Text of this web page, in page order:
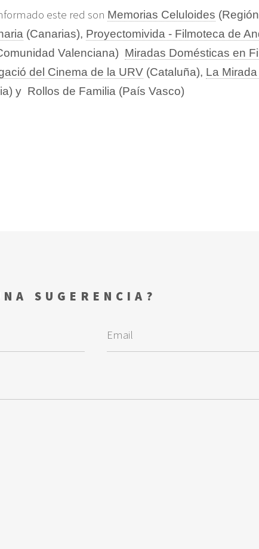
este red son Memorias Celuloides
(Canarias), Proyectomivida - Filmoteca de
Valenciana) Miradas Domésticas en
del Cinema de la URV(Cataluña), La
y Rollos de Familia (País Vasco)
SUGERENCIA?